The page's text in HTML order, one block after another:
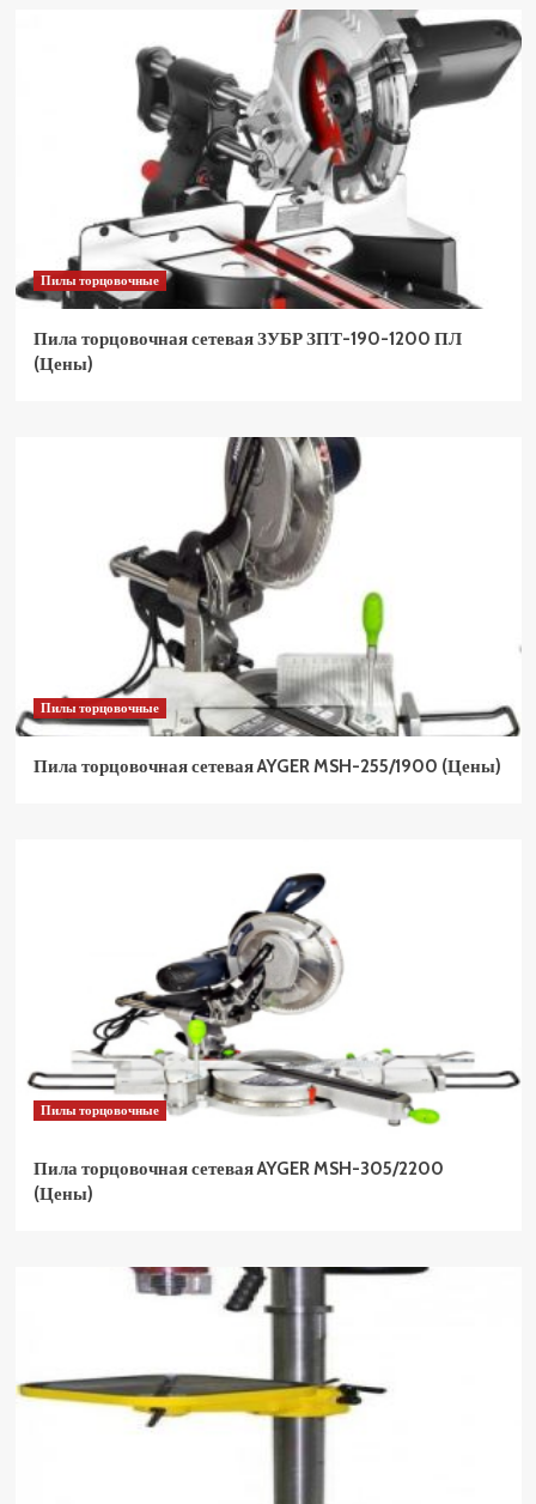
Пилы торцовочные
Пила торцовочная сетевая ЗУБР ЗПТ-190-1200 ПЛ
(Цены)
Пилы торцовочные
Пила торцовочная сетевая AYGER MSH-255/1900 (Цены)
Пилы торцовочные
Пила торцовочная сетевая AYGER MSH-305/2200
(Цены)